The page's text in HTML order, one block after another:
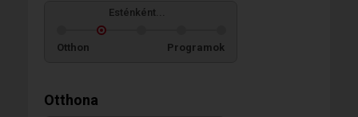
Esténként...
Otthon Programok
Otthona